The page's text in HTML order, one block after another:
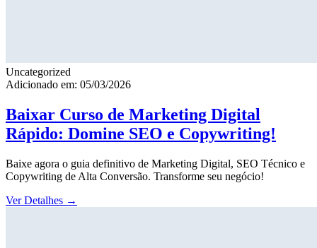
Uncategorized
Adicionado em: 05/03/2026
Baixar Curso de Marketing Digital
Rápido: Domine SEO e Copywriting!
Baixe agora o guia definitivo de Marketing Digital, SEO Técnico e
Copywriting de Alta Conversão. Transforme seu negócio!
Ver Detalhes →